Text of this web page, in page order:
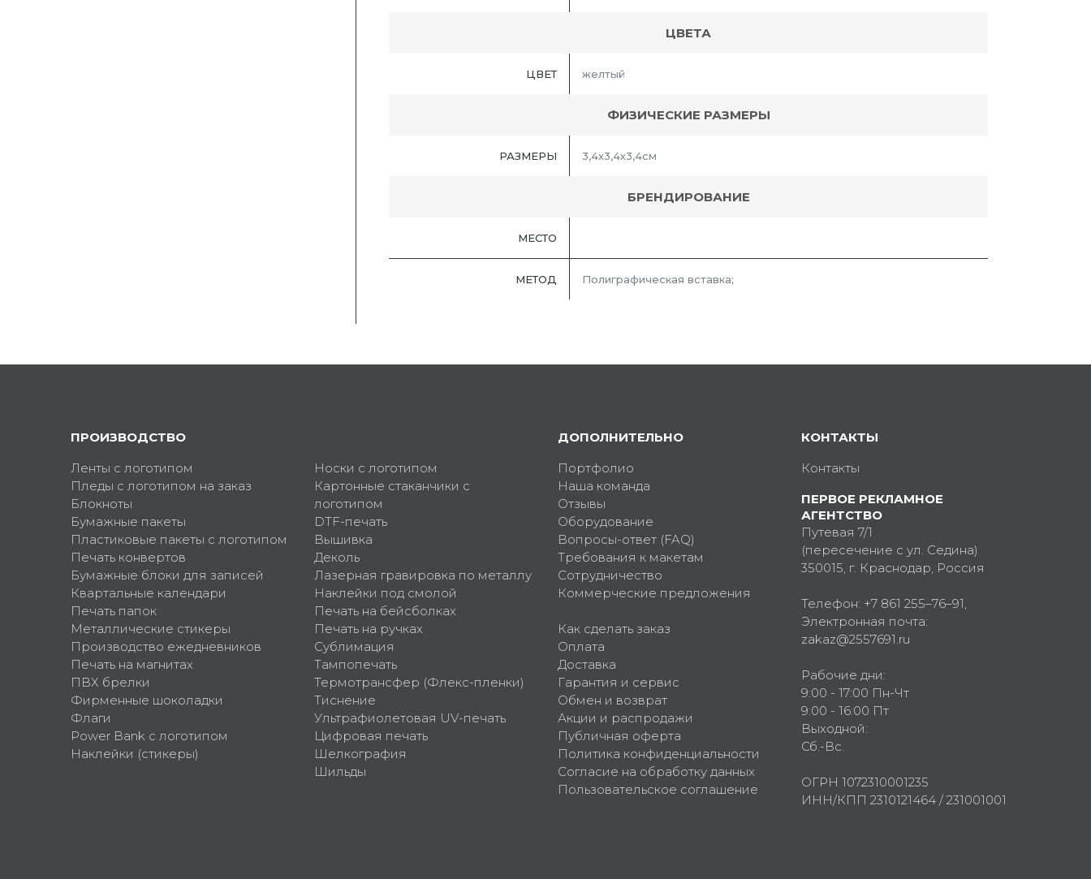
ЦВЕТА
ЦВЕТ желтый
ФИЗИЧЕСКИЕ РАЗМЕРЫ
РАЗМЕРЫ 3,4х3,4х3,4см
БРЕНДИРОВАНИЕ
МЕСТО
МЕТОД Полиграфическая вставка;
ПРОИЗВОДСТВО
Ленты с логотипом
Пледы с логотипом на заказ
Блокноты
Бумажные пакеты
Пластиковые пакеты с логотипом
Печать конвертов
Бумажные блоки для записей
Квартальные календари
Печать папок
Металлические стикеры
Производство ежедневников
Печать на магнитах
ПВХ брелки
Фирменные шоколадки
Флаги
Power Bank с логотипом
Наклейки (стикеры)
Носки с логотипом
Картонные стаканчики с
логотипом
DTF-печать
Вышивка
Деколь
Лазерная гравировка по металлу
Наклейки под смолой
Печать на бейсболках
Печать на ручках
Сублимация
Тампопечать
Термотрансфер (Флекс-пленки)
Тиснение
Ультрафиолетовая UV-печать
Цифровая печать
Шелкография
Шильды
ДОПОЛНИТЕЛЬНО
Портфолио
Наша команда
Отзывы
Оборудование
Вопросы-ответ (FAQ)
Требования к макетам
Сотрудничество
Коммерческие предложения
Как сделать заказ
Оплата
Доставка
Гарантия и сервис
Обмен и возврат
Акции и распродажи
Публичная оферта
Политика конфиденциальности
Согласие на обработку данных
Пользовательское соглашение
КОНТАКТЫ
Контакты
ПЕРВОЕ РЕКЛАМНОЕ
АГЕНТСТВО
Путевая 7/1
(пересечение с ул. Седина)
350015, г. Краснодар, Россия
Телефон: +7 861 255–76–91,
Электронная почта:
zakaz@2557691.ru
Рабочие дни:
9:00 - 17:00 Пн-Чт
9:00 - 16:00 Пт
Выходной:
Сб.-Вс.
ОГРН 1072310001235
ИНН/КПП 2310121464 / 231001001